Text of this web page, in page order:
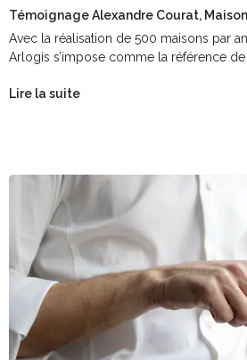
Témoignage Alexandre Courat,
Avec la réalisation de 500 maisons par
Arlogis s’impose comme la référence de
Lire la suite